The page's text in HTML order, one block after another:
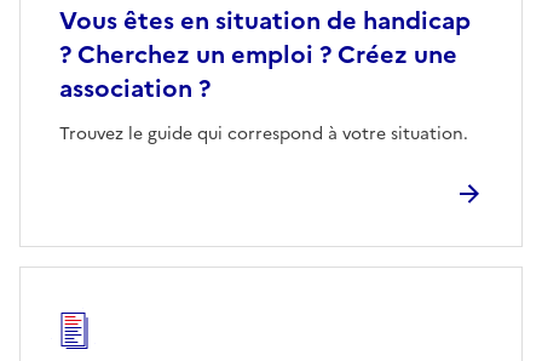
Vous êtes en situation de handicap
? Cherchez un emploi ? Créez une
association ?
Trouvez le guide qui correspond à votre situation.